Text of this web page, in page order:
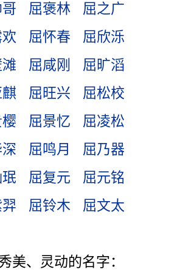
屈褒林
屈之广
屈怀春
屈欣泺
屈咸刚
屈旷滔
屈旺兴
屈松校
屈景忆
屈凌松
屈鸣月
屈乃器
屈复元
屈元铭
屈铃木
屈文太
美、灵动的名字：